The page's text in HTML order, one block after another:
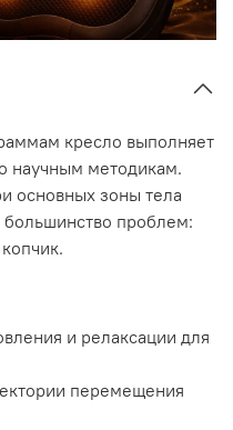
кресло выполняет
научным методикам.
основных зоны тела
большинство проблем:
и релаксации для
перемещения